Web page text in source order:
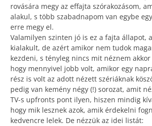
rovására megy az effajta szórakozásom,
alakul, s több szabadnapom van egybe
erre megy el.
Valamilyen szinten jó is ez a fajta állapot,
kialakult, de azért amikor nem tudok
kezdeni, s tényleg nincs mit néznem
hogy mennyivel jobb volt, amikor egy
rész is volt az adott nézett szériáknak
pedig van kemény négy (!) sorozat, amit
TV-s upfronts pont ilyen, hiszen mindig
hogy mik lesznek azok, amik érdekelni
kedvencre lelek. De nézzük az idei listát: